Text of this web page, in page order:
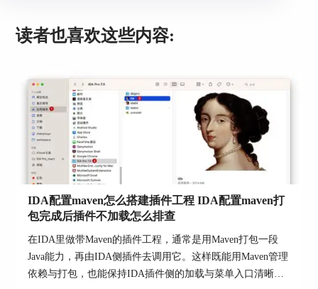
读者也喜欢这些内容:
IDA配置maven怎么搭建插件工程 IDA配置maven打
包完成后插件不加载怎么排查
在IDA里做带Maven的插件工程，通常是用Maven打包一段
Java能力，再由IDA侧插件去调用它。这样既能用Maven管理
依赖与打包，也能保持IDA插件侧的加载与菜单入口清晰可